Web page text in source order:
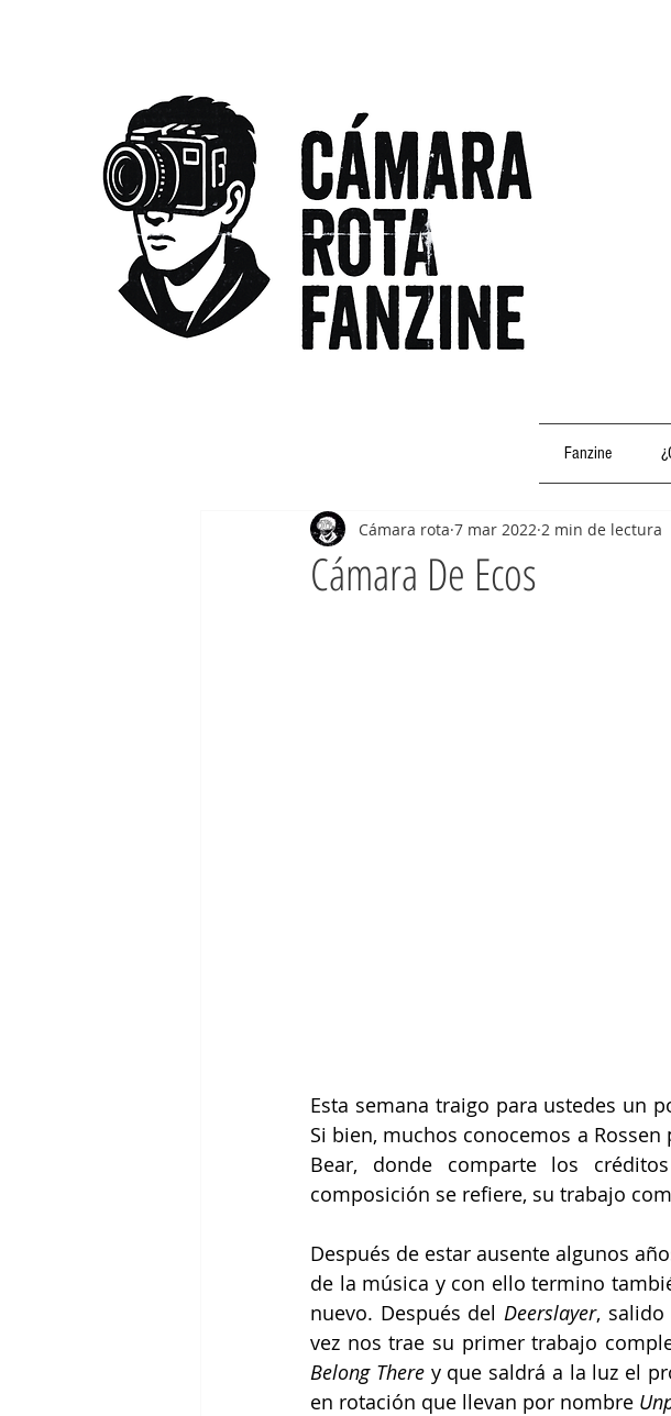
Fanzine
Cámara De Ecos
Cámara rota 7 mar 2022 2 min de lectura
Esta semana traigo para ustedes un
Si bien, muchos conocemos a
Bear, donde comparte los
composición se refiere, su trabajo
Después de estar ausente algunos
de la música y con ello termino
nuevo. Después del Deerslayer, salido
vez nos trae su primer trabajo
Belong There y que saldrá a la luz el
en rotación que llevan por nombre